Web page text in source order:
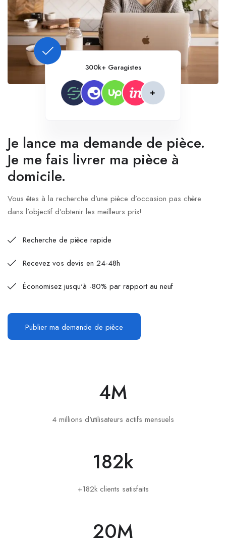
Je lance ma demande de pièce.
Je me fais livrer ma pièce à
domicile.
Vous êtes à la recherche d’une pièce d’occasion pas chère
dans l’objectif d’obtenir les meilleurs prix!
Recherche de pièce rapide
Recevez vos devis en 24-48h
Économisez jusqu'à -80% par rapport au neuf
Publier ma demande de pièce
300k+ Garagistes
4M
4 millions d'utilisateurs actifs mensuels
182k
+182k clients satisfaits
20M